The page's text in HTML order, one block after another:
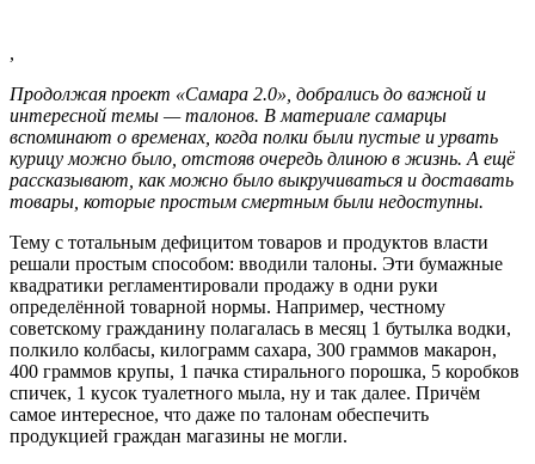
,
Продолжая проект «Самара 2.0», добрались до важной и
интересной темы — талонов. В материале самарцы
вспоминают о временах, когда полки были пустые и урвать
курицу можно было, отстояв очередь длиною в жизнь. А ещё
рассказывают, как можно было выкручиваться и доставать
товары, которые простым смертным были недоступны.
Тему с тотальным дефицитом товаров и продуктов власти
решали простым способом: вводили талоны. Эти бумажные
квадратики регламентировали продажу в одни руки
определённой товарной нормы. Например, честному
советскому гражданину полагалась в месяц 1 бутылка водки,
полкило колбасы, килограмм сахара, 300 граммов макарон,
400 граммов крупы, 1 пачка стирального порошка, 5 коробков
спичек, 1 кусок туалетного мыла, ну и так далее. Причём
самое интересное, что даже по талонам обеспечить
продукцией граждан магазины не могли.